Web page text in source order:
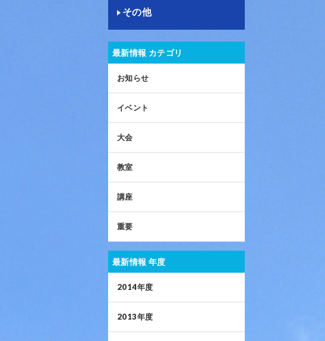
その他
最新情報 カテゴリ
お知らせ
イベント
大会
教室
講座
重要
最新情報 年度
2014年度
2013年度